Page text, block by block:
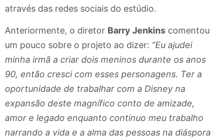
através das redes sociais do estúdio.
Anteriormente, o diretor Barry Jenkins comentou
um pouco sobre o projeto ao dizer: “Eu ajudei
minha irmã a criar dois meninos durante os anos
90, então cresci com esses personagens. Ter a
oportunidade de trabalhar com a Disney na
expansão deste magnífico conto de amizade,
amor e legado enquanto continuo meu trabalho
narrando a vida e a alma das pessoas na diáspora